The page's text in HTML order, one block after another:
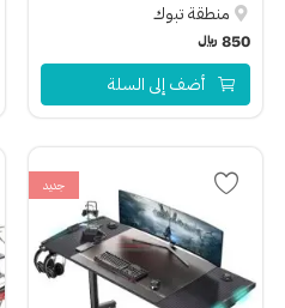
منطقة تبوك
850﷼
أضف إلى السلة
جديد